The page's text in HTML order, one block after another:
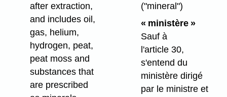
after extraction,
and includes oil,
gas, helium,
hydrogen, peat,
peat moss and
substances that
are prescribed
("mineral")
« ministère »
Sauf à
l'article 30,
s'entend du
ministère dirigé
par le ministre et